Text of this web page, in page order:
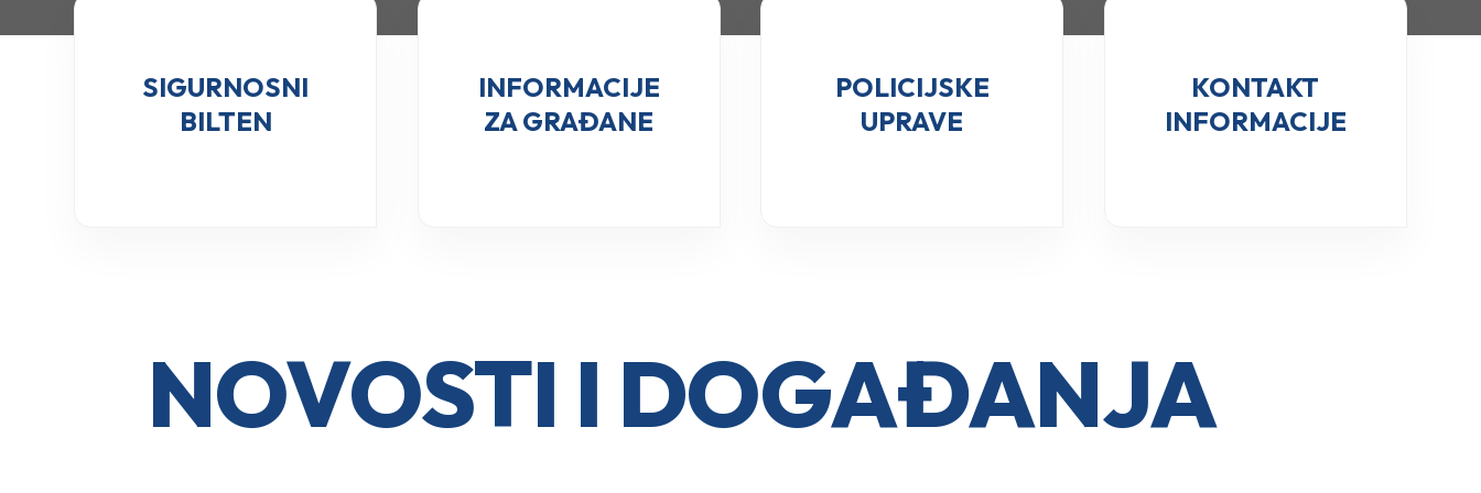
SIGURNOSNI
BILTEN
INFORMACIJE
ZA GRAĐANE
POLICIJSKE
UPRAVE
KONTAKT
INFORMACIJE
NOVOSTI I DOGAĐANJA